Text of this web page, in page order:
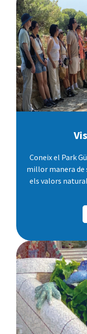
Coneix el Park
millor manera
els valors